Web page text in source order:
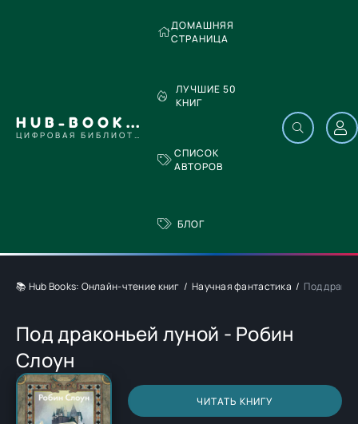
HUB-BOOKS.COM
ЦИФРОВАЯ БИБЛИОТЕКА
ДОМАШНЯЯ
СТРАНИЦА
ЛУЧШИЕ 50
КНИГ
СПИСОК
АВТОРОВ
БЛОГ
📚 Hub Books: Онлайн-чтение книг Научная фантастика Под
Под драконьей луной - Робин
Слоун
ЧИТАТЬ КНИГУ